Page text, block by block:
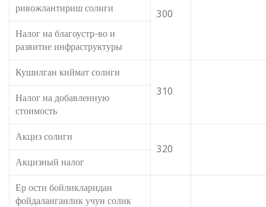
ривожлантириш солиги
300
Налог на благоустр-во и
развитие инфраструктуры
Кушилган киймат солиги
310
Налог на добавленную
стоимость
Акциз солиги
320
Акцизный налог
Ер ости бойликларидан
фойдаланганлик учун солик